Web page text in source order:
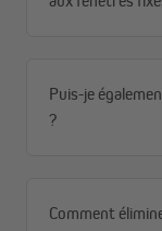
Puis-je
?
Comment